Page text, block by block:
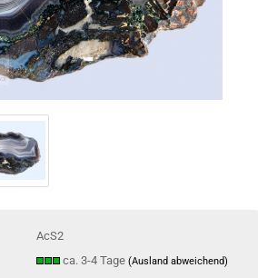
AcS2
ca. 3-4 Tage(Ausland abweichend)